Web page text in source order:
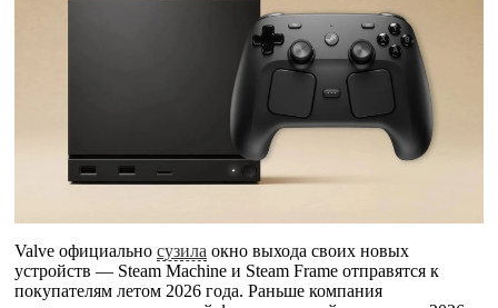
Valve официально сузила окно выхода своих новых
устройств — Steam Machine и Steam Frame отправятся к
покупателям летом 2026 года. Раньше компания